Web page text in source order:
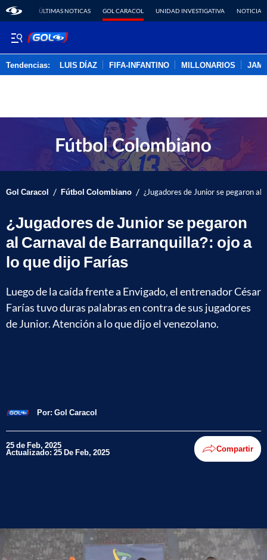
ÚLTIMAS NOTICAS GOL CARACOL UNIDAD INVESTIGATIVA NOTICIAS
Tendencias: LUIS DÍAZ FIFA-INFANTINO MILLONARIOS
Gol Caracol / Fútbol Colombiano / ¿Jugadores de Junior se pegaron al
¿Jugadores de Junior se pegaron
al Carnaval de Barranquilla?: ojo a
lo que dijo Farías
Luego de la caída frente a Envigado, el entrenador César
Farías tuvo duras palabras en contra de sus jugadores
de Junior. Atención a lo que dijo el venezolano.
Por: Gol Caracol
25 de Feb, 2025
Actualizado: 25 De Feb, 2025 Compartir